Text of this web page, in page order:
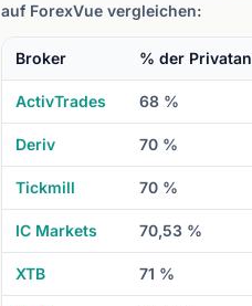
auf ForexVue vergleichen:
Broker % der
ActivTrades 68 %
Deriv 70 %
Tickmill 70 %
IC Markets 70,53 %
XTB 71 %